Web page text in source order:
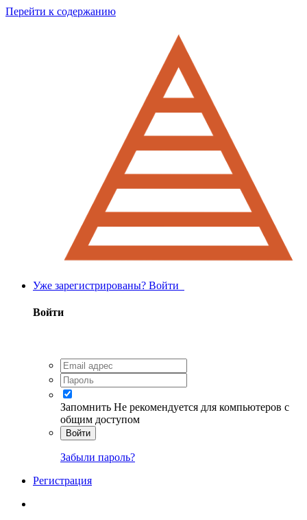
Перейти к содержанию
Уже зарегистрированы? Войти
Войти
Запомнить Не рекомендуется для компьютеров с
общим доступом
Войти
Забыли пароль?
Регистрация